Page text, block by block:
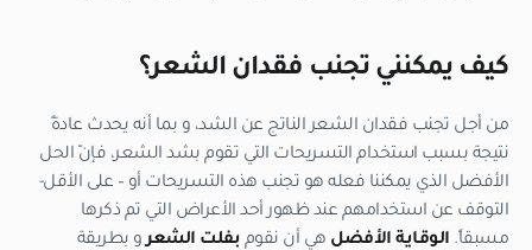
كيف يمكنني تجنب فقدان الشعر؟
من أجل تجنب فقدان الشعر الناتج عن الشد، و بما أنه يحدث عادةً
نتيجة بسبب استخدام التسريحات التي تقوم بشد الشعر، فإنّ الحل
الأفضل الذي يمكننا فعله هو تجنب هذه التسريحات أو – على الأقل-
التوقف عن استخدامهم عند ظهور أحد الأعراض التي تم ذكرها
مسبقاً. الوقاية الأفضل هي أن نقوم بفلت الشعرو بطريقة